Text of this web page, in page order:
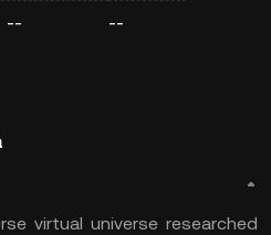
-- --
virtual universe researched